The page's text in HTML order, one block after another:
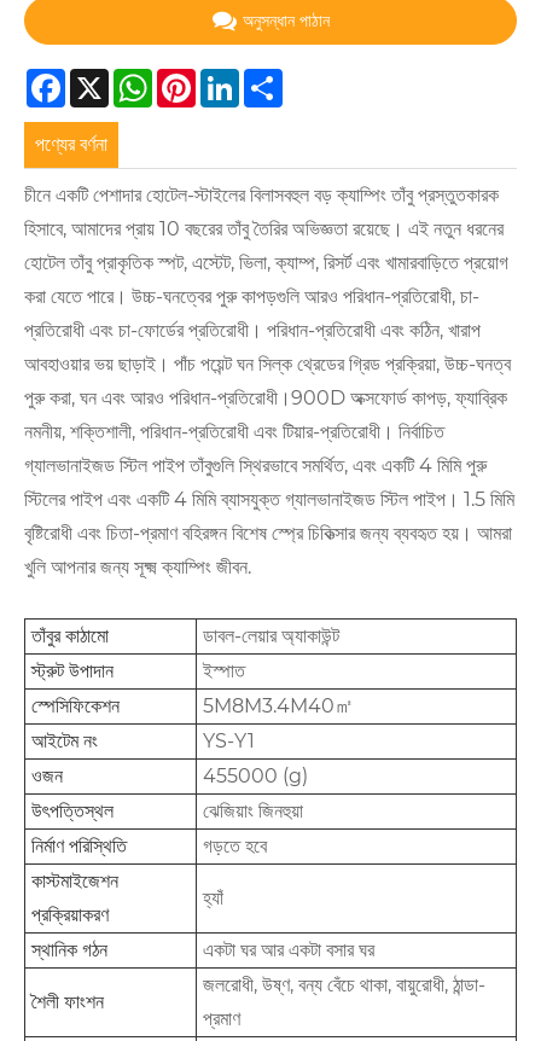
অনুসন্ধান পাঠান
Facebook
X WhatsApp
Pinterest
LinkedIn
পণ্যের বর্ণনা
চীনে একটি পেশাদার হোটেল-স্টাইলের বিলাসবহুল বড় ক্যাম্পিং তাঁবু প্রস্তুতকারক
হিসাবে, আমাদের প্রায় 10 বছরের তাঁবু তৈরির অভিজ্ঞতা রয়েছে। এই নতুন ধরনের
হোটেল তাঁবু প্রাকৃতিক স্পট, এস্টেট, ভিলা, ক্যাম্প, রিসর্ট এবং খামারবাড়িতে প্রয়োগ
করা যেতে পারে। উচ্চ-ঘনত্বের পুরু কাপড়গুলি আরও পরিধান-প্রতিরোধী, চা-
প্রতিরোধী এবং চা-ফোর্ডের প্রতিরোধী। পরিধান-প্রতিরোধী এবং কঠিন, খারাপ
আবহাওয়ার ভয় ছাড়াই। পাঁচ পয়েন্ট ঘন সিল্ক থ্রেডের গ্রিড প্রক্রিয়া, উচ্চ-ঘনত্ব
পুরু করা, ঘন এবং আরও পরিধান-প্রতিরোধী।900D অক্সফোর্ড কাপড়, ফ্যাব্রিক
নমনীয়, শক্তিশালী, পরিধান-প্রতিরোধী এবং টিয়ার-প্রতিরোধী। নির্বাচিত
গ্যালভানাইজড স্টিল পাইপ তাঁবুগুলি স্থিরভাবে সমর্থিত, এবং একটি 4 মিমি পুরু
স্টিলের পাইপ এবং একটি 4 মিমি ব্যাসযুক্ত গ্যালভানাইজড স্টিল পাইপ। 1.5 মিমি
বৃষ্টিরোধী এবং চিতা-প্রমাণ বহিরঙ্গন বিশেষ স্প্রে চিকিত্সার জন্য ব্যবহৃত হয়। আমরা
খুলি আপনার জন্য সূক্ষ্ম ক্যাম্পিং জীবন.
তাঁবুর কাঠামো
ডাবল-লেয়ার অ্যাকাউন্ট
স্ট্রুট উপাদান
ইস্পাত
স্পেসিফিকেশন
5M8M3.4M40㎡
আইটেম নং
YS-Y1
ওজন
455000 (g)
উৎপত্তিস্থল
ঝেজিয়াং জিনহুয়া
নির্মাণ পরিস্থিতি
গড়তে হবে
কাস্টমাইজেশন
প্রক্রিয়াকরণ
হ্যাঁ
স্থানিক গঠন একটা ঘর আর একটা বসার ঘর
শৈলী ফাংশন
জলরোধী, উষ্ণ, বন্য বেঁচে থাকা, বায়ুরোধী, ঠান্ডা-
প্রমাণ